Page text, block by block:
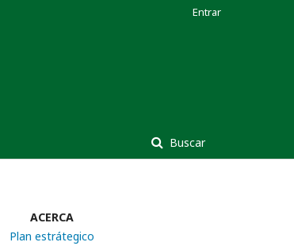
Buscar
Entrar
ACERCA
Plan estrátegico